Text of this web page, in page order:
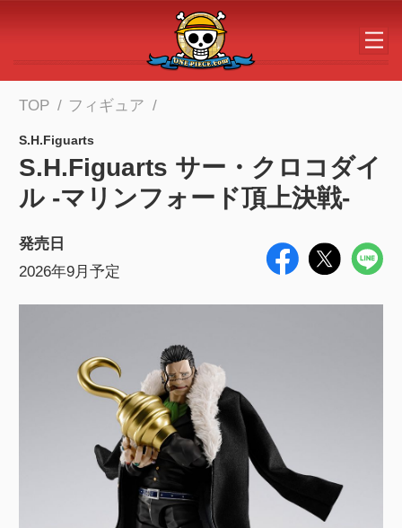
メインコンテンツへスキップする
TOP フィギュア
S.H.Figuarts
S.H.Figuarts サー・クロコダイ
ル -マリンフォード頂上決戦-
発売日
2026年9月予定